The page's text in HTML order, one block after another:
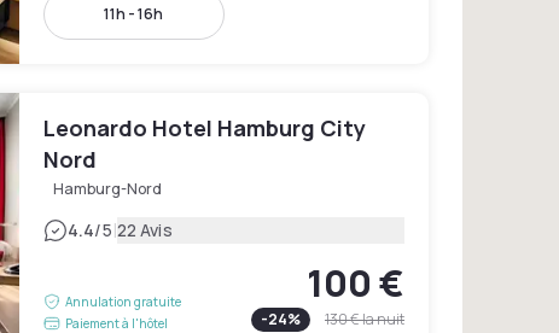
11h - 16h
Leonardo Hotel Hamburg City
Nord
Hamburg-Nord
4.4/5|22 Avis
Annulation gratuite
Paiement à l'hôtel
100 €
-24% 130 €la nuit